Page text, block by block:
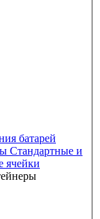
батарей
Стандартные и
ячейки